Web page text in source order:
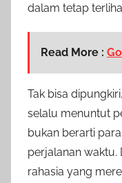
dalam tetap
Read More :
Tak bisa
selalu menuntut
bukan berarti
perjalanan waktu.
rahasia yang